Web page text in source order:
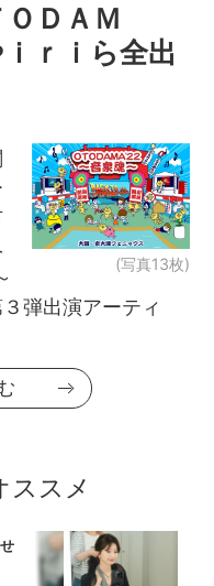
ＤＡＭ
ｒｉら全出
(写真13枚)
弾出演アーティ
ススメ